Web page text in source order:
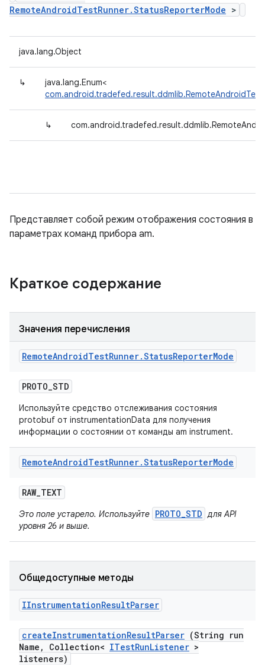
RemoteAndroidTestRunner.StatusReporterMode >
java.lang.Object
↳
java.lang.Enum<
↳
Представляет собой режим отображения состояния в
параметрах команд прибора am.
Краткое содержание
Значения перечисления
RemoteAndroidTestRunner.StatusReporterMode
PROTO_STD
Используйте средство отслеживания состояния
protobuf от instrumentationData для получения
информации о состоянии от команды am instrument.
RemoteAndroidTestRunner.StatusReporterMode
RAW_TEXT
Это поле устарело. Используйте PROTO_STD для API
уровня 26 и выше.
Общедоступные методы
IInstrumentationResultParser
createInstrumentationResultParser (String run
Name , Collection< ITestRunListener >
listeners)